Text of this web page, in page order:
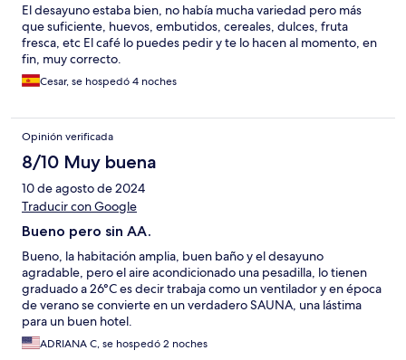
El desayuno estaba bien, no había mucha variedad pero más
que suficiente, huevos, embutidos, cereales, dulces, fruta
fresca, etc El café lo puedes pedir y te lo hacen al momento, en
fin, muy correcto.
Cesar, se hospedó 4 noches
Opinión verificada
8/10 Muy buena
10 de agosto de 2024
Traducir con Google
Bueno pero sin AA.
Bueno, la habitación amplia, buen baño y el desayuno
agradable, pero el aire acondicionado una pesadilla, lo tienen
graduado a 26°C es decir trabaja como un ventilador y en época
de verano se convierte en un verdadero SAUNA, una lástima
para un buen hotel.
ADRIANA C, se hospedó 2 noches